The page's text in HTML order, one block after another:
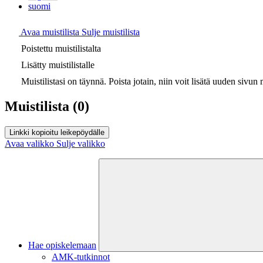
suomi
Avaa muistilista Sulje muistilista
Poistettu muistilistalta
Lisätty muistilistalle
Muistilistasi on täynnä. Poista jotain, niin voit lisätä uuden sivun
Muistilista (0)
Linkki kopioitu leikepöydälle
Avaa valikko Sulje valikko
Hae opiskelemaan
AMK-tutkinnot